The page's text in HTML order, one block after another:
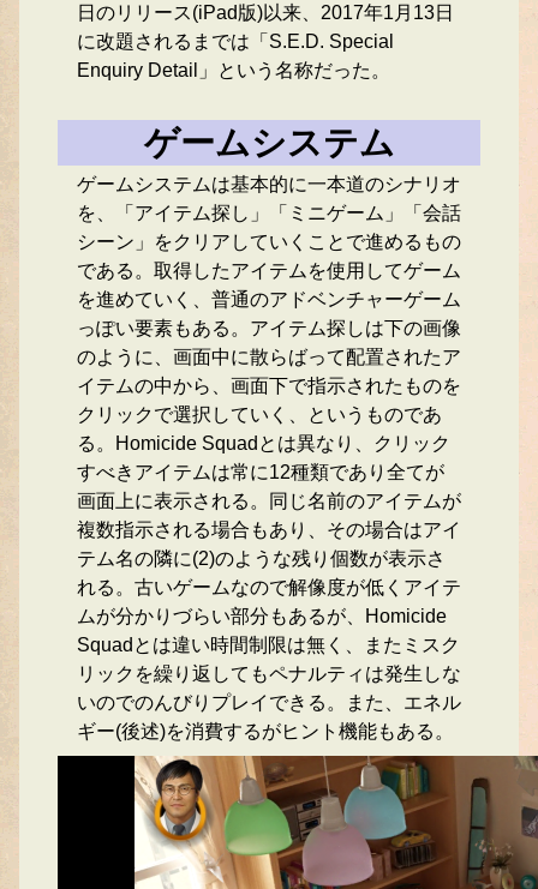
日のリリース(iPad版)以来、2017年1月13日
に改題されるまでは「S.E.D. Special
Enquiry Detail」という名称だった。
ゲームシステム
ゲームシステムは基本的に一本道のシナリオ
を、「アイテム探し」「ミニゲーム」「会話
シーン」をクリアしていくことで進めるもの
である。取得したアイテムを使用してゲーム
を進めていく、普通のアドベンチャーゲーム
っぽい要素もある。アイテム探しは下の画像
のように、画面中に散らばって配置されたア
イテムの中から、画面下で指示されたものを
クリックで選択していく、というものであ
る。Homicide Squadとは異なり、クリック
すべきアイテムは常に12種類であり全てが
画面上に表示される。同じ名前のアイテムが
複数指示される場合もあり、その場合はアイ
テム名の隣に(2)のような残り個数が表示さ
れる。古いゲームなので解像度が低くアイテ
ムが分かりづらい部分もあるが、Homicide
Squadとは違い時間制限は無く、またミスク
リックを繰り返してもペナルティは発生しな
いのでのんびりプレイできる。また、エネル
ギー(後述)を消費するがヒント機能もある。